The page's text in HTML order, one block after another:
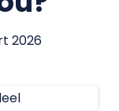
2026